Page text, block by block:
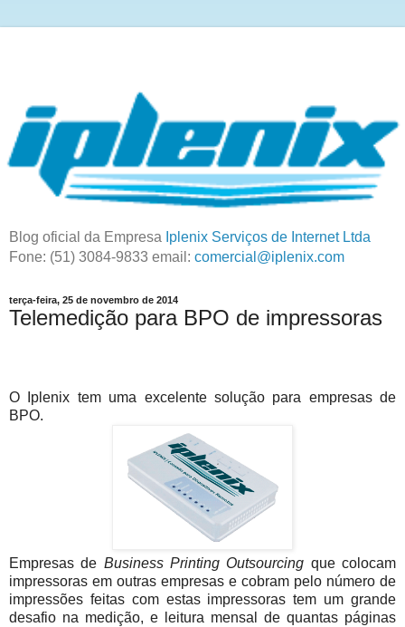
Blog oficial da Empresa Iplenix Serviços de Internet Ltda
Fone: (51) 3084-9833 email: comercial@iplenix.com
terça-feira, 25 de novembro de 2014
Telemedição para BPO de impressoras
O Iplenix tem uma excelente solução para empresas de
BPO.
Empresas de Business Printing Outsourcing que colocam
impressoras em outras empresas e cobram pelo número de
impressões feitas com estas impressoras tem um grande
desafio na medição, e leitura mensal de quantas páginas